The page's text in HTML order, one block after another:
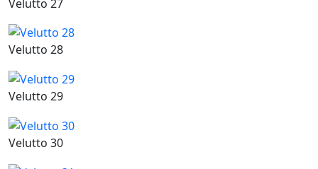
Velutto 27
Velutto 28
Velutto 29
Velutto 30